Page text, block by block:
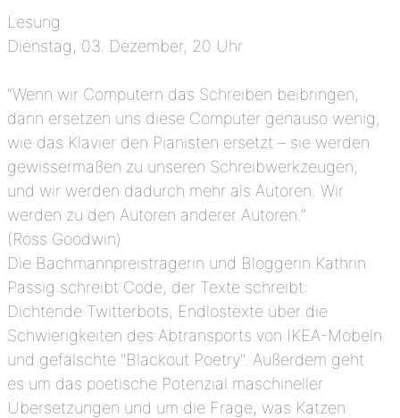
Lesung
Dienstag, 03. Dezember, 20 Uhr
“Wenn wir Computern das Schreiben beibringen,
dann ersetzen uns diese Computer genauso wenig,
wie das Klavier den Pianisten ersetzt – sie werden
gewissermaßen zu unseren Schreibwerkzeugen,
und wir werden dadurch mehr als Autoren. Wir
werden zu den Autoren anderer Autoren.”
(Ross Goodwin)
Die Bachmannpreisträgerin und Bloggerin Kathrin
Passig schreibt Code, der Texte schreibt:
Dichtende Twitterbots, Endlostexte über die
Schwierigkeiten des Abtransports von IKEA-Möbeln
und gefälschte "Blackout Poetry". Außerdem geht
es um das poetische Potenzial maschineller
Übersetzungen und um die Frage, was Katzen